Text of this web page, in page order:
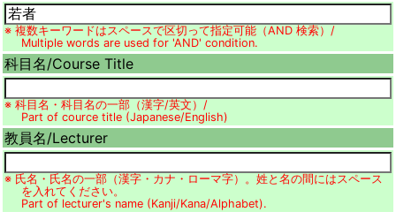
※ 複数キーワードはスペースで区切って指定可能（AND 検索）/
Multiple words are used for 'AND' condition.
科目名/Course Title
※ 科目名・科目名の一部（漢字/英文）/
Part of cource title (Japanese/English)
教員名/Lecturer
※ 氏名・氏名の一部（漢字・カナ・ローマ字）。姓と名の間にはスペース
を入れてください。
Part of lecturer's name (Kanji/Kana/Alphabet).